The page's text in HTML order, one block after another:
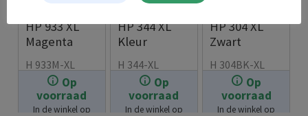
Op
voorraad
In de winkel op
HP 933 XL
Magenta
11.99
H 933M-XL
Op
voorraad
In de winkel op
HP 344 XL
Kleur
19.99
H 344-XL
Op
voorraad
In de winkel op
HP 304 XL
Zwart
17.99
H 304BK-XL